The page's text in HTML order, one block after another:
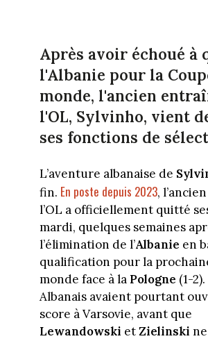
Après avoir échoué à
l'Albanie pour la
monde, l'ancien
l'OL, Sylvinho, vient
ses fonctions de
L’aventure albanaise de
fin. En poste depuis 2023,
l’OL a officiellement quitté
mardi, quelques semaines
l’élimination de l’Albanie en
qualification pour la
monde face à la Pologne (1-
Albanais avaient pourtant
score à Varsovie, avant que
Lewandowski etZielinski